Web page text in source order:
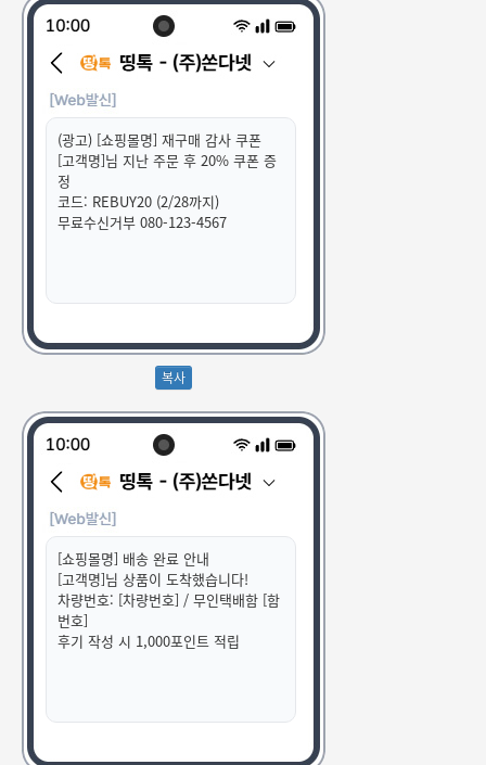
(광고) [쇼핑몰명] 재구매 감사 쿠폰
[고객명]님 지난 주문 후 20% 쿠폰 증
정
코드: REBUY20 (2/28까지)
무료수신거부 080-123-4567
[쇼핑몰명] 배송 완료 안내
[고객명]님 상품이 도착했습니다!
차량번호: [차량번호] / 무인택배함 [함
번호]
후기 작성 시 1,000포인트 적립